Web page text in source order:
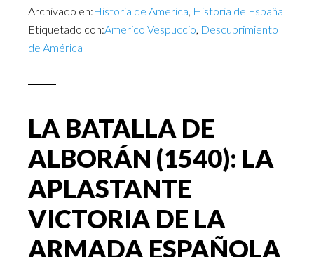
Archivado en:Historia de America, Historia de España
Etiquetado con:Americo Vespuccio, Descubrimiento
de América
LA BATALLA DE
ALBORÁN (1540): LA
APLASTANTE
VICTORIA DE LA
ARMADA ESPAÑOLA